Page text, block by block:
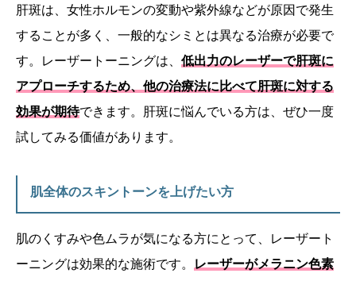
肝斑は、女性ホルモンの変動や紫外線などが原因で発生
することが多く、一般的なシミとは異なる治療が必要で
す。レーザートーニングは、 低出力のレーザーで肝斑に
アプローチするため、他の治療法に比べて肝斑に対する
効果が期待できます。肝斑に悩んでいる方は、ぜひ一度
試してみる価値があります。
肌全体のスキントーンを上げたい方
肌のくすみや色ムラが気になる方にとって、レーザート
ーニングは効果的な施術です。
レーザーがメラニン色素